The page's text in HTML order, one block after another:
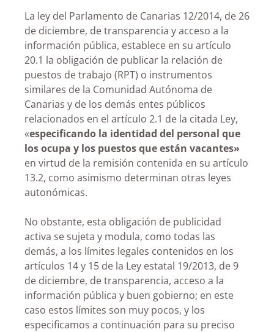
La ley del Parlamento de Canarias 12/2014, de 26
de diciembre, de transparencia y acceso a la
información pública, establece en su artículo
20.1 la obligación de publicar la relación de
puestos de trabajo (RPT) o instrumentos
similares de la Comunidad Autónoma de
Canarias y de los demás entes públicos
relacionados en el artículo 2.1 de la citada Ley,
«especificando la identidad del personal que
los ocupa y los puestos que están vacantes»
en virtud de la remisión contenida en su artículo
13.2, como asimismo determinan otras leyes
autonómicas.
No obstante, esta obligación de publicidad
activa se sujeta y modula, como todas las
demás, a los límites legales contenidos en los
artículos 14 y 15 de la Ley estatal 19/2013, de 9
de diciembre, de transparencia, acceso a la
información pública y buen gobierno; en este
caso estos límites son muy pocos, y los
especificamos a continuación para su preciso